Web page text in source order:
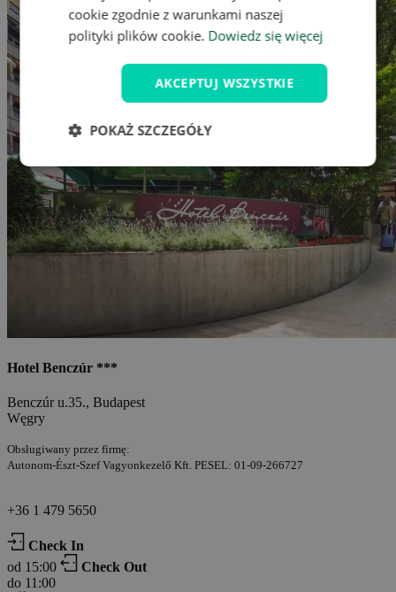
Hotel Benczúr ***
Benczúr u.35., Budapest
Węgry
Obsługiwany przez firmę:
Autonom-Észt-Szef Vagyonkezelő Kft. PESEL: 01-09-266727
+36 1 479 5650
Check In
od 15:00
Check Out
do 11:00
cookie zgodnie z warunkami naszej
polityki plików cookie. Dowiedz się więcej
AKCEPTUJ WSZYSTKIE
POKAŻ SZCZEGÓŁY